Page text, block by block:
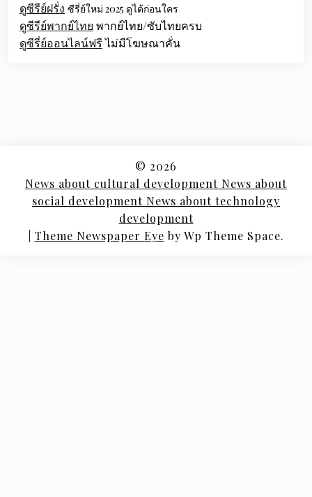
ดูซีรีย์ฝรั่ง ซีรี่ย์ใหม่ 2025 ดูได้ก่อนใคร
ดูซีรีย์พากย์ไทย พากย์ไทย/ซับไทยครบ
ดูซีรี่ย์ออนไลน์ฟรีไม่มีโฆษณาคั่น
© 2026
News about cultural development News about
social development News about technology
development
Theme Newspaper Eye by Wp Theme Space.